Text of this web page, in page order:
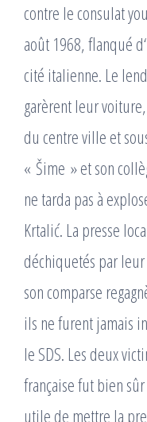
contre le consulat
août 1968, flanqué
cité italienne. Le
garèrent leur
du centre ville et
« Šime » et son
ne tarda pas à
Krtalić. La presse
déchiquetés par
son comparse
ils ne furent jamais
le SDS. Les deux
française fut bien
utile de mettre la